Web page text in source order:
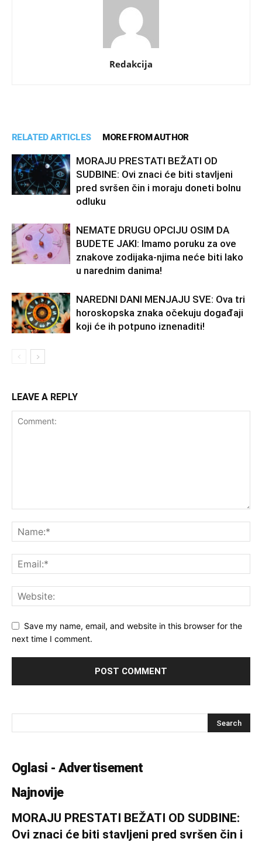
Redakcija
RELATED ARTICLES MORE FROM AUTHOR
MORAJU PRESTATI BEŽATI OD
SUDBINE: Ovi znaci će biti stavljeni
pred svršen čin i moraju doneti bolnu
odluku
NEMATE DRUGU OPCIJU OSIM DA
BUDETE JAKI: Imamo poruku za ove
znakove zodijaka-njima neće biti lako
u narednim danima!
NAREDNI DANI MENJAJU SVE: Ova tri
horoskopska znaka očekuju događaji
koji će ih potpuno iznenaditi!
LEAVE A REPLY
Save my name, email, and website in this browser for the
next time I comment.
Oglasi - Advertisement
Najnovije
MORAJU PRESTATI BEŽATI OD SUDBINE:
Ovi znaci će biti stavljeni pred svršen čin i